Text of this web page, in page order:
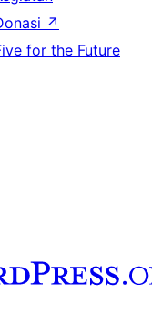
↗
for the Future